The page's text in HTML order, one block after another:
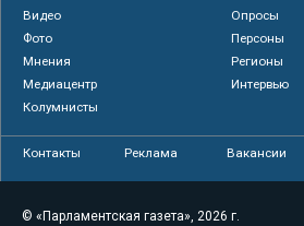
Видео
Опросы
Фото
Персоны
Мнения
Регионы
Медиацентр
Интервью
Колумнисты
Контакты Реклама Вакансии
© «Парламентская газета», 2026 г.